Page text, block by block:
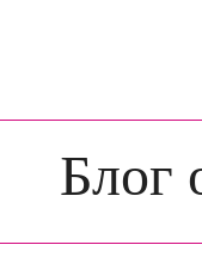
Блог
26.07.2016